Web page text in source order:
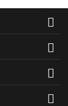



